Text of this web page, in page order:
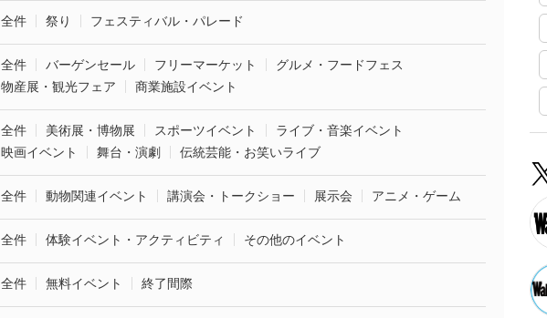
全件 祭り フェスティバル・パレード
全件 バーゲンセール フリーマーケット
グルメ・フードフェス
物産展・観光フェア
商業施設イベント
全件 美術展・博物展 スポーツイベント
ライブ・音楽イベント
映画イベント
舞台・演劇 伝統芸能・お笑いライブ
全件 動物関連イベント 講演会・トークショー 展示会 アニメ・ゲーム
全件 体験イベント・アクティビティ その他のイベント
全件 無料イベント 終了間際